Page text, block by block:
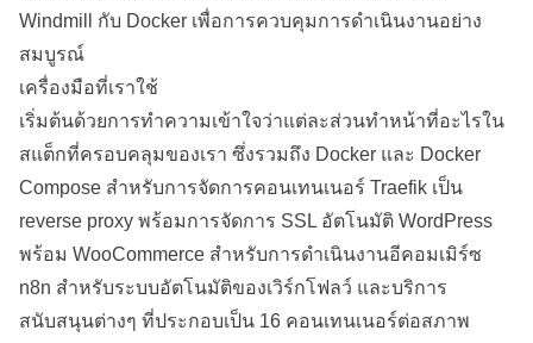
Windmill กับ Docker เพื่อการควบคุมการดำเนินงานอย่าง
สมบูรณ์
เครื่องมือที่เราใช้
เริ่มต้นด้วยการทำความเข้าใจว่าแต่ละส่วนทำหน้าที่อะไรใน
สแต็กที่ครอบคลุมของเรา ซึ่งรวมถึง Docker และ Docker
Compose สำหรับการจัดการคอนเทนเนอร์ Traefik เป็น
reverse proxy พร้อมการจัดการ SSL อัตโนมัติ WordPress
พร้อม WooCommerce สำหรับการดำเนินงานอีคอมเมิร์ซ
n8n สำหรับระบบอัตโนมัติของเวิร์กโฟลว์ และบริการ
สนับสนุนต่างๆ ที่ประกอบเป็น 16 คอนเทนเนอร์ต่อสภาพ